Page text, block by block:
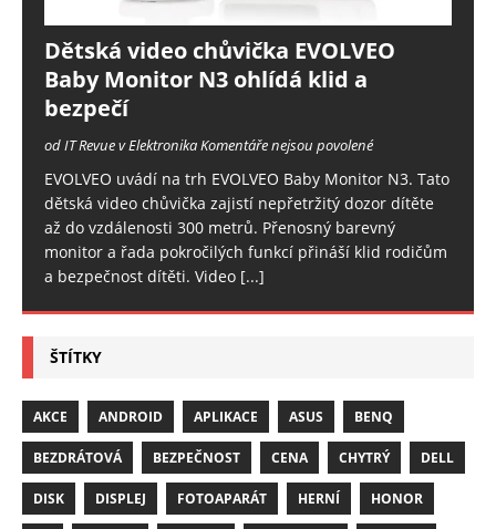
Dětská video chůvička EVOLVEO
Baby Monitor N3 ohlídá klid a
bezpečí
od IT Revue v ElektronikaKomentáře nejsou povolené
EVOLVEO uvádí na trh EVOLVEO Baby Monitor N3. Tato
dětská video chůvička zajistí nepřetržitý dozor dítěte
až do vzdálenosti 300 metrů. Přenosný barevný
monitor a řada pokročilých funkcí přináší klid rodičům
a bezpečnost dítěti. Video [...]
ŠTÍTKY
AKCE ANDROID APLIKACE ASUS BENQ
BEZDRÁTOVÁ BEZPEČNOST CENA CHYTRÝ DELL
DISK DISPLEJ FOTOAPARÁT HERNÍ HONOR